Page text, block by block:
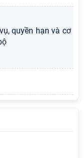
quyền hạn và cơ